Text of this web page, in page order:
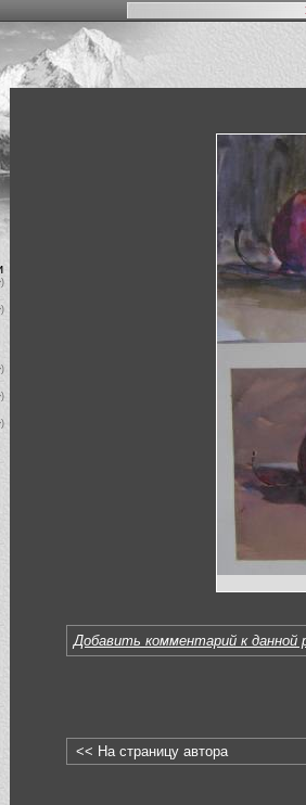
Добавить комментарий к данной
<< На страницу автора